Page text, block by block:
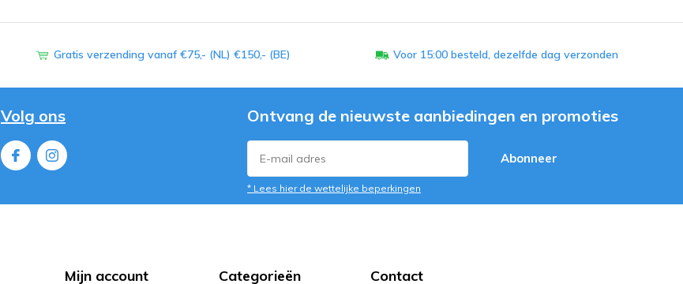
Gratis verzending vanaf €75,- (NL) €150,- (BE) Voor 15:00 besteld, dezelfde dag verzonden
Volg ons Ontvang de nieuwste aanbiedingen en promoties
Abonneer
* Lees hier de wettelijke beperkingen
Mijn account Categorieën Contact